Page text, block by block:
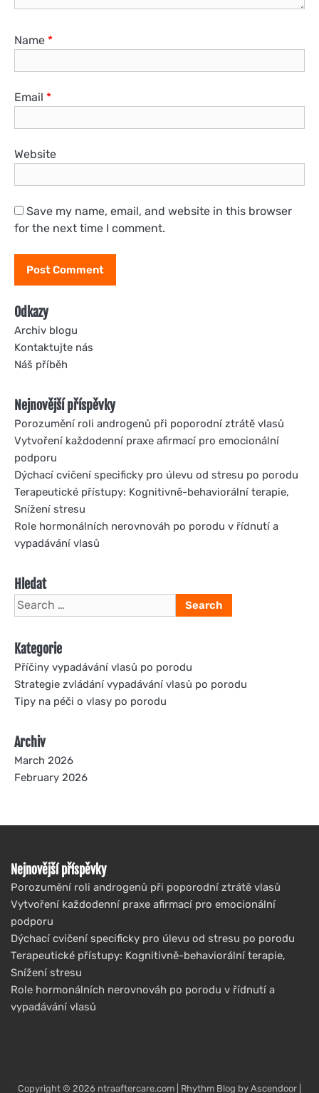
Name *
Email *
Website
Save my name, email, and website in this browser
for the next time I comment.
Odkazy
Archiv blogu
Kontaktujte nás
Náš příběh
Nejnovější příspěvky
Porozumění roli androgenů při poporodní ztrátě vlasů
Vytvoření každodenní praxe afirmací pro emocionální
podporu
Dýchací cvičení specificky pro úlevu od stresu po porodu
Terapeutické přístupy: Kognitivně-behaviorální terapie,
Snížení stresu
Role hormonálních nerovnováh po porodu v řídnutí a
vypadávání vlasů
Hledat
Search
for:
Kategorie
Příčiny vypadávání vlasů po porodu
Strategie zvládání vypadávání vlasů po porodu
Tipy na péči o vlasy po porodu
Archiv
March 2026
February 2026
Nejnovější příspěvky
Porozumění roli androgenů při poporodní ztrátě vlasů
Vytvoření každodenní praxe afirmací pro emocionální
podporu
Dýchací cvičení specificky pro úlevu od stresu po porodu
Terapeutické přístupy: Kognitivně-behaviorální terapie,
Snížení stresu
Role hormonálních nerovnováh po porodu v řídnutí a
vypadávání vlasů
Copyright © 2026 ntraaftercare.com | Rhythm Blog by Ascendoor